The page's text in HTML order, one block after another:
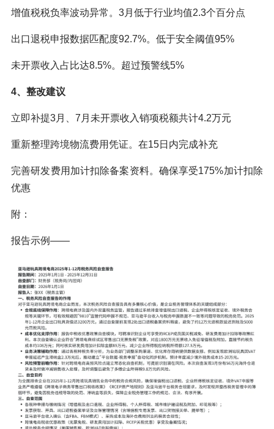
增值税税负率波动异常。3月低于行业均值2.3个百分点
出口退税申报数据匹配度92.7%。低于安全阈值95%
未开票收入占比达8.5%。超过预警线5%
4、整改建议
立即补提3月、7月未开票收入销项税额共计4.2万元
重新整理跨境物流费用凭证。在15日内完成补充
完善研发费用加计扣除备案资料。确保享受175%加计扣除
优惠
附：
报告示例——